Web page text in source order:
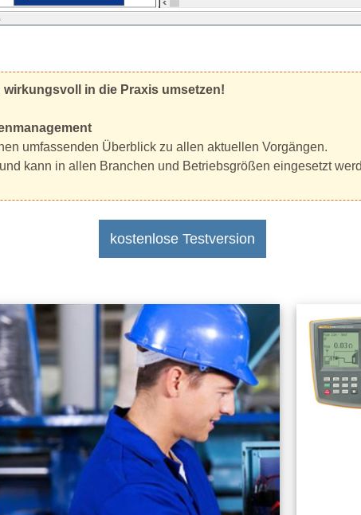
in die Praxis umsetzen!
umfassenden Überblick zu allen aktuellen Vorgängen.
kann in allen Branchen und Betriebsgrößen eingesetzt
kostenlose Testversion